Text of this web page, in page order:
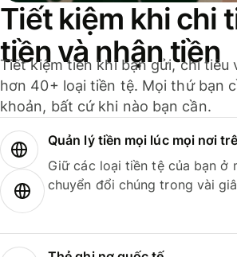
Tiết kiệm khi chi
tiền và nhận tiền
Tiết kiệm tiền khi bạn gửi, chi tiêu
hơn 40+ loại tiền tệ. Mọi thứ bạn
khoản, bất cứ khi nào bạn cần.
Quản lý tiền mọi lúc mọi nơi
Giữ các loại tiền tệ của bạn ở
chuyển đổi chúng trong vài